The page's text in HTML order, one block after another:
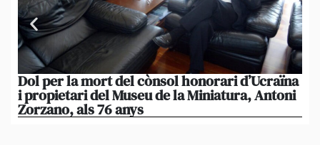
Dol per la mort del cònsol honorari d’Ucraïna
i propietari del Museu de la Miniatura, Antoni
Zorzano, als 76 anys